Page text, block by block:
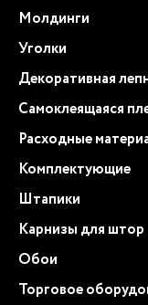
Молдинги
Уголки
Декоративная
Самоклеящаяся
Расходные
Комплектующие
Штапики
Карнизы для штор
Обои
Торговое